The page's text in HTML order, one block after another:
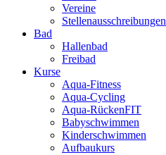
Vereine
Stellenausschreibungen
Bad
Hallenbad
Freibad
Kurse
Aqua-Fitness
Aqua-Cycling
Aqua-RückenFIT
Babyschwimmen
Kinderschwimmen
Aufbaukurs